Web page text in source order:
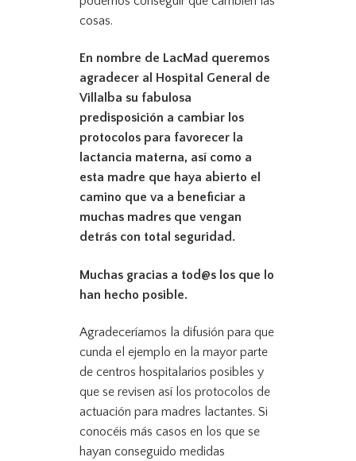
cosas.
En nombre de LacMad queremos
agradecer al Hospital General de
Villalba su fabulosa
predisposición a cambiar los
protocolos para favorecer la
lactancia materna, así como a
esta madre que haya abierto el
camino que va a beneficiar a
muchas madres que vengan
detrás con total seguridad.
Muchas gracias a tod@s los que lo
han hecho posible.
Agradeceríamos la difusión para que
cunda el ejemplo en la mayor parte
de centros hospitalarios posibles y
que se revisen así los protocolos de
actuación para madres lactantes. Si
conocéis más casos en los que se
hayan conseguido medidas